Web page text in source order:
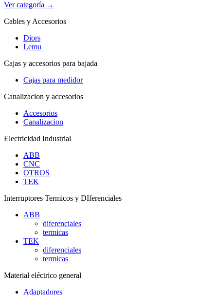
Ver categoría →
Cables y Accesorios
Diors
Lemu
Cajas y accesorios para bajada
Cajas para medidor
Canalizacion y accesorios
Accesorios
Canalizacion
Electricidad Industrial
ABB
CNC
OTROS
TEK
Interruptores Termicos y DIferenciales
ABB
diferenciales
termicas
TEK
diferenciales
termicas
Material eléctrico general
Adaptadores